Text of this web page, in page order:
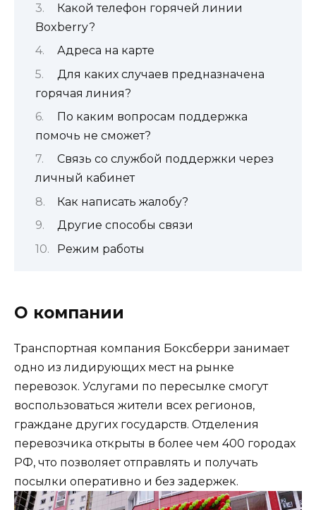
Какой телефон горячей линии
Boxberry?
Адреса на карте
Для каких случаев предназначена
горячая линия?
По каким вопросам поддержка
помочь не сможет?
Связь со службой поддержки через
личный кабинет
Как написать жалобу?
Другие способы связи
Режим работы
О компании
Транспортная компания Боксберри занимает
одно из лидирующих мест на рынке
перевозок. Услугами по пересылке смогут
воспользоваться жители всех регионов,
граждане других государств. Отделения
перевозчика открыты в более чем 400 городах
РФ, что позволяет отправлять и получать
посылки оперативно и без задержек.